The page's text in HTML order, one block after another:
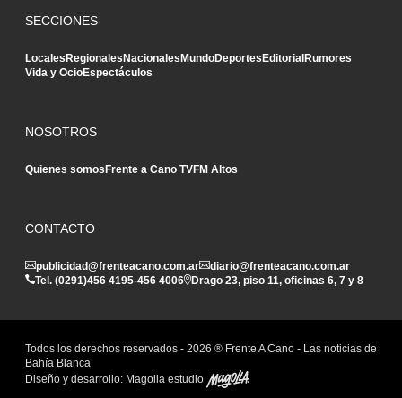
SECCIONES
LocalesRegionalesNacionalesMundoDeportesEditorialRumores
Vida y OcioEspectáculos
NOSOTROS
Quienes somosFrente a Cano TVFM Altos
CONTACTO
publicidad@frenteacano.com.ar
diario@frenteacano.com.ar
Tel. (0291)456 4195-456 4006 Drago 23, piso 11, oficinas 6, 7 y 8
Todos los derechos reservados - 2026 ® Frente A Cano - Las noticias de
Bahía Blanca
Diseño y desarrollo: Magolla estudio